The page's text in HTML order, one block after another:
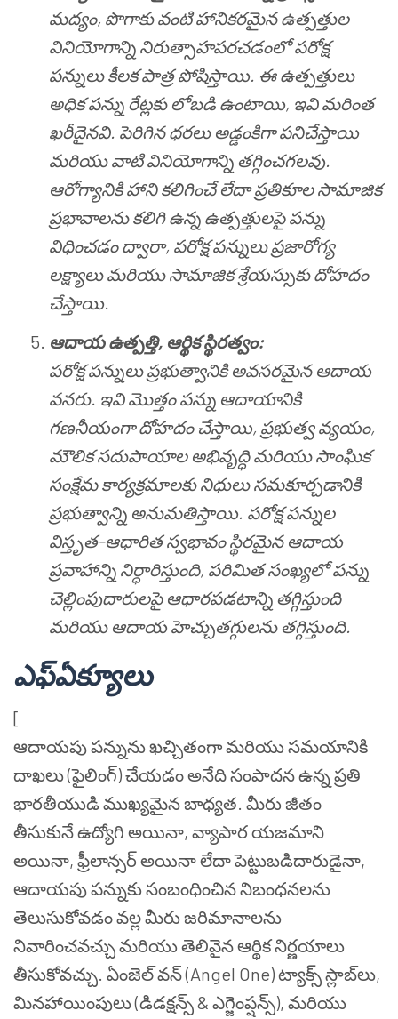
మద్యం, పొగాకు వంటి హానికరమైన ఉత్పత్తుల
వినియోగాన్ని నిరుత్సాహపరచడంలో పరోక్ష
పన్నులు కీలక పాత్ర పోషిస్తాయి. ఈ ఉత్పత్తులు
అధిక పన్ను రేట్లకు లోబడి ఉంటాయి, ఇవి మరింత
ఖరీదైనవి. పెరిగిన ధరలు అడ్డంకిగా పనిచేస్తాయి
మరియు వాటి వినియోగాన్ని తగ్గించగలవు.
ఆరోగ్యానికి హాని కలిగించే లేదా ప్రతికూల సామాజిక
ప్రభావాలను కలిగి ఉన్న ఉత్పత్తులపై పన్ను
విధించడం ద్వారా, పరోక్ష పన్నులు ప్రజారోగ్య
లక్ష్యాలు మరియు సామాజిక శ్రేయస్సుకు దోహదం
చేస్తాయి.
ఆదాయ ఉత్పత్తి, ఆర్థిక స్థిరత్వం:
పరోక్ష పన్నులు ప్రభుత్వానికి అవసరమైన ఆదాయ
వనరు. ఇవి మొత్తం పన్ను ఆదాయానికి
గణనీయంగా దోహదం చేస్తాయి, ప్రభుత్వ వ్యయం,
మౌలిక సదుపాయాల అభివృద్ధి మరియు సాంఘిక
సంక్షేమ కార్యక్రమాలకు నిధులు సమకూర్చడానికి
ప్రభుత్వాన్ని అనుమతిస్తాయి. పరోక్ష పన్నుల
విస్తృత-ఆధారిత స్వభావం స్థిరమైన ఆదాయ
ప్రవాహాన్ని నిర్ధారిస్తుంది, పరిమిత సంఖ్యలో పన్ను
చెల్లింపుదారులపై ఆధారపడటాన్ని తగ్గిస్తుంది
మరియు ఆదాయ హెచ్చుతగ్గులను తగ్గిస్తుంది.
ఎఫ్ఏక్యూలు
[
ఆదాయపు పన్నును ఖచ్చితంగా మరియు సమయానికి
దాఖలు (ఫైలింగ్) చేయడం అనేది సంపాదన ఉన్న ప్రతి
భారతీయుడి ముఖ్యమైన బాధ్యత. మీరు జీతం
తీసుకునే ఉద్యోగి అయినా, వ్యాపార యజమాని
అయినా, ఫ్రీలాన్సర్ అయినా లేదా పెట్టుబడిదారుడైనా,
ఆదాయపు పన్నుకు సంబంధించిన నిబంధనలను
తెలుసుకోవడం వల్ల మీరు జరిమానాలను
నివారించవచ్చు మరియు తెలివైన ఆర్థిక నిర్ణయాలు
తీసుకోవచ్చు. ఏంజెల్ వన్ (Angel One) ట్యాక్స్ స్లాబ్‌లు,
మినహాయింపులు (డిడక్షన్స్ & ఎగ్జెంప్షన్స్), మరియు